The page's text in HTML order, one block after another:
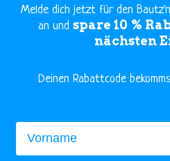
Melde dich jetzt für den
an und spare 10 %
nächsten
​Deinen Rabattcode
Vorname